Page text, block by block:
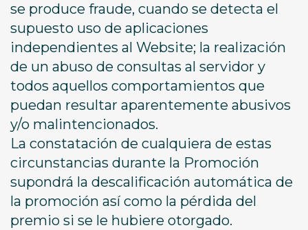
se produce fraude, cuando se detecta el
supuesto uso de aplicaciones
independientes al Website; la realización
de un abuso de consultas al servidor y
todos aquellos comportamientos que
puedan resultar aparentemente abusivos
y/o malintencionados.
La constatación de cualquiera de estas
circunstancias durante la Promoción
supondrá la descalificación automática de
la promoción así como la pérdida del
premio si se le hubiere otorgado.